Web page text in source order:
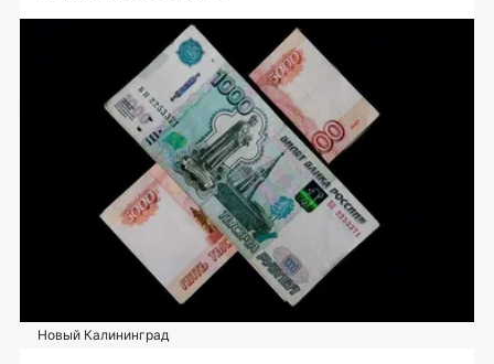
Новый Калининград